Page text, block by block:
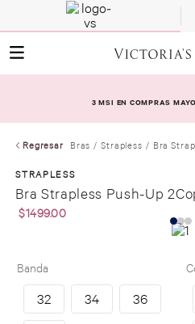
3 MSI EN COMPRAS
Regresar Bras Strapless Bra
STRAPLESS
Bra Strapless Push-Up
$1499.00
Banda
32 34
36